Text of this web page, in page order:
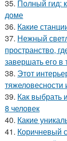
35. Полный гид:
доме
36. Какие
37. Нежный
пространство,
завершать его в
38. Этот
тяжеловесности
39. Как выбрать
8 человек
40. Какие
41. Коричневый